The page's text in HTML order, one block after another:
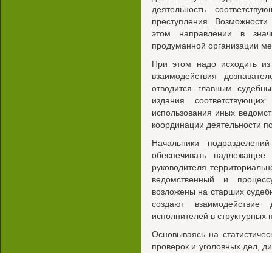
деятельность
преступления.
этом направлении в
продуманной организации
При этом надо исходить
взаимодействия
отводится главным
издания
использования иных
координации деятельности
Начальники
обеспечивать надлежащее
руководителя
ведомственный и
возложены на старших
создают взаимодействие
исполнителей в
Основываясь на
проверок и уголовных дел,